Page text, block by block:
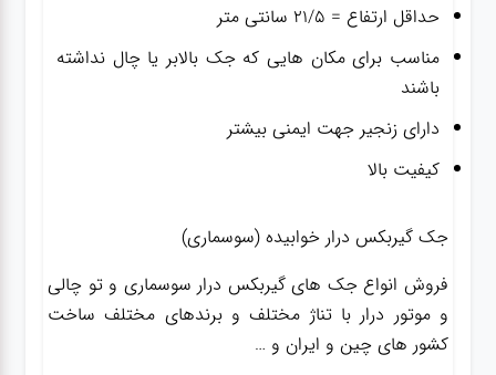
حداقل ارتفاع = ۲۱/۵ سانتی متر
مناسب برای مکان هایی که جک بالابر یا چال نداشته
باشند
دارای زنجیر جهت ایمنی بیشتر
کیفیت بالا
جک گیربکس درار خوابیده (سوسماری)
فروش انواع جک های گیربکس درار سوسماری و تو چالی
و موتور درار با تناژ مختلف و برندهای مختلف ساخت
کشور های چین و ایران و …